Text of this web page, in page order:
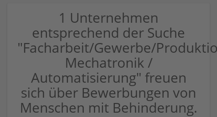
1 Unternehmen
entsprechend der Suche
"Facharbeit/Gewerbe/
Mechatronik /
Automatisierung" freuen
sich über Bewerbungen von
Menschen mit Behinderung.